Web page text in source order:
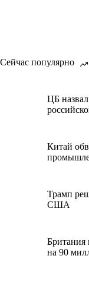
Сейчас популярно
ЦБ назвал
Китай
Трамп
США
Британия
на 90